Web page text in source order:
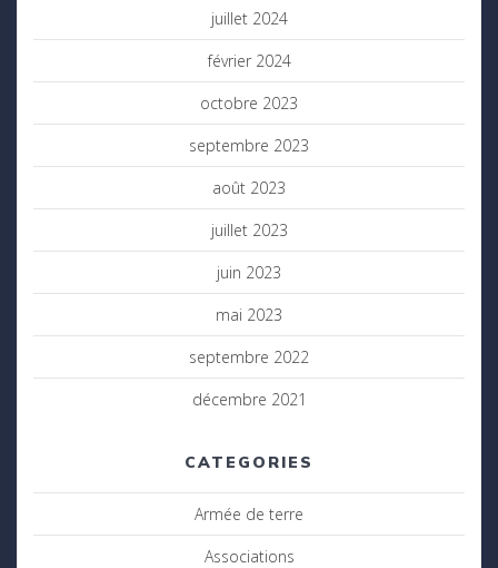
juillet 2024
février 2024
octobre 2023
septembre 2023
août 2023
juillet 2023
juin 2023
mai 2023
septembre 2022
décembre 2021
CATEGORIES
Armée de terre
Associations